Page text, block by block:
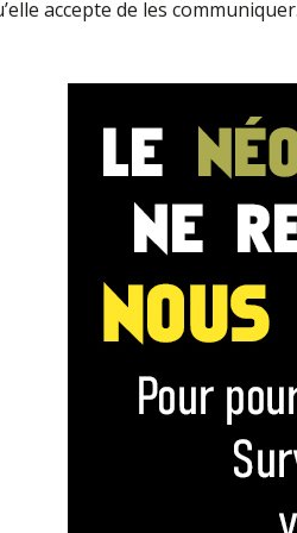
accepte de les